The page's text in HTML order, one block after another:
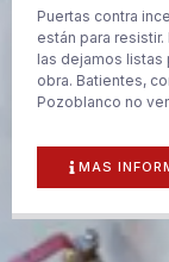
Puertas contra
están para
las dejamos listas
obra. Batientes,
Pozoblanco no
MAS